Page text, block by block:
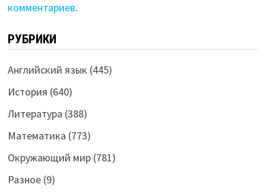
комментариев.
РУБРИКИ
Английский язык (445)
История (640)
Литература (388)
Математика (773)
Окружающий мир(781)
Разное(9)